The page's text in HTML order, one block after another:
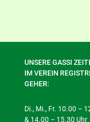
UNSERE GASSI
IM VEREIN
GEHER:
Di., Mi., Fr. 10.00 –
& 14.00 – 15.30 Uhr